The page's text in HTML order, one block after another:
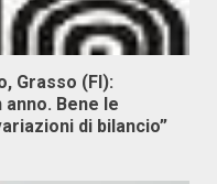
Grasso (FI):
Bene le
di bilancio”